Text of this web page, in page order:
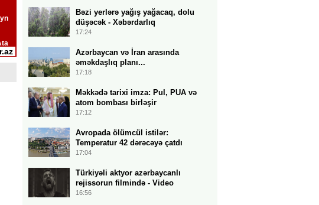
Bəzi yerlərə yağış yağacaq, dolu
düşəcək - Xəbərdarlıq
17:24
Azərbaycan və İran arasında
əməkdaşlıq planı...
17:18
Məkkədə tarixi imza: Pul, PUA və
atom bombası birləşir
17:12
Avropada ölümcül istilər:
Temperatur 42 dərəcəyə çatdı
17:04
Türkiyəli aktyor azərbaycanlı
rejissorun filmində - Video
16:56